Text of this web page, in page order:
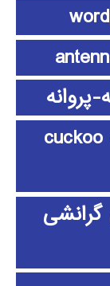
پروانه
الگوریتم جستجوی فاخته cuckoo